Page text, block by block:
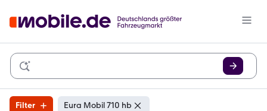
Filter Eura Mobil 710 hb